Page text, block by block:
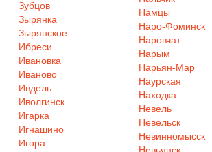
Зубцов
Зырянка
Зырянское
Ибреси
Ивановка
Иваново
Ивдель
Иволгинск
Игарка
Игнашино
Игора
Намцы
Наро-Фоминск
Наровчат
Нарым
Нарьян-Мар
Наурская
Находка
Невель
Невельск
Невинномысск